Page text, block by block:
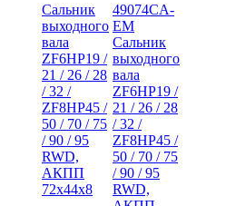
Сальник
выходного
вала
ZF6HP19 /
21 / 26 / 28
/ 32 /
ZF8HP45 /
50 / 70 / 75
/ 90 / 95
RWD,
АКПП
72x44x8
49074CA-
EM
Сальник
выходного
вала
ZF6HP19 /
21 / 26 / 28
/ 32 /
ZF8HP45 /
50 / 70 / 75
/ 90 / 95
RWD,